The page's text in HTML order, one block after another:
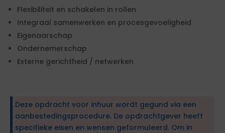
Flexibiliteit en schakelen in rollen
Integraal samenwerken en procesgevoeligheid
Eigenaarschap
Ondernemerschap
Externe gerichtheid / netwerken
Deze opdracht voor inhuur wordt gegund via een
aanbestedingsprocedure. De opdrachtgever heeft
specifieke eisen en wensen geformuleerd. Om in